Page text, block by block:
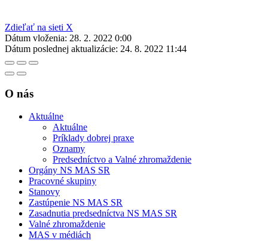
Zdieľať na sieti X
Dátum vloženia: 28. 2. 2022 0:00
Dátum poslednej aktualizácie: 24. 8. 2022 11:44
O nás
Aktuálne
Aktuálne
Príklady dobrej praxe
Oznamy
Predsedníctvo a Valné zhromaždenie
Orgány NS MAS SR
Pracovné skupiny
Stanovy
Zastúpenie NS MAS SR
Zasadnutia predsedníctva NS MAS SR
Valné zhromaždenie
MAS v médiách